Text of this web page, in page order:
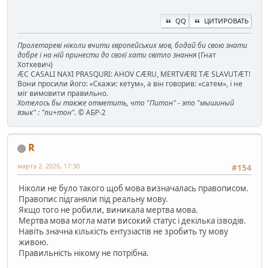
QQ ЦИТИРОВАТЬ
Пролетареві ніколи вчити європейських мов, бодай би свою знати
добре і на ній принести до своєї хати світло знання(Гнат
Хоткевич)
ÆC CASALI NAXI PRASQURI: AHOV CÆRU, MERTVÆRI TÆ SLAVUTÆT!
Вони просили його: «Скажи: кетум», а він говорив: «сатем», і не
міг вимовити правильно.
Хотелось бы также отметить, что "Питон" - это "мышиный
язык" : "пи+тон". © АБР-2
R
#154
марта 2, 2026, 17:30
Ніколи не було такого щоб мова визначалась правописом.
Правопис підганяли під реальну мову.
Якщо того не робили, виникала мертва мова.
Мертва мова могла мати високий статус і декілька ізводів.
Навіть значна кількість ентузіастів не зробить ту мову
живою.
Правильність нікому не потрібна.